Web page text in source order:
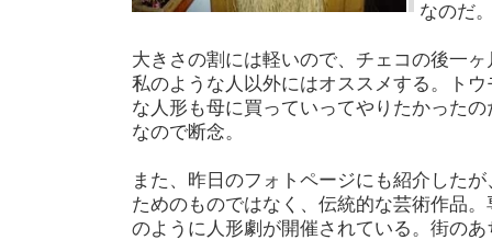
なのだ
大きさの割には軽いので、チェコの後一
私のような人以外にはオススメする。ト
な人形も母に買っていってやりたかった
なので断念。
また、昨日のフォトページにも紹介した
ためのものではなく、伝統的な芸術作品
のように人形劇が開催されている。街の